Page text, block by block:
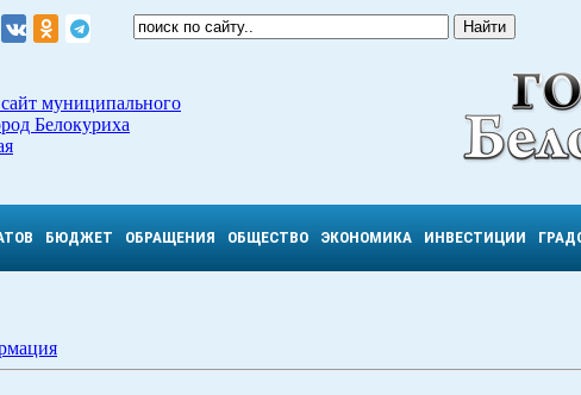
муниципального
Белокуриха
БЮДЖЕТ ОБРАЩЕНИЯ ОБЩЕСТВО ЭКОНОМИКА ИНВЕСТИЦИИ